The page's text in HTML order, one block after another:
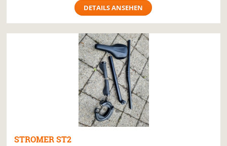
DETAILS ANSEHEN
STROMER ST2